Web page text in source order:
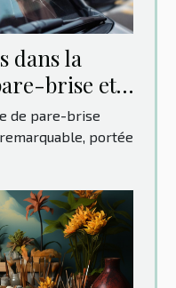
dans la
brise et
de pare-brise
portée